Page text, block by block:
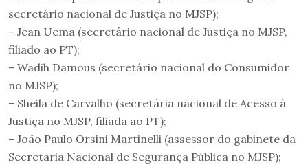
secretário nacional de Justiça no MJSP);
– Jean Uema (secretário nacional de Justiça no MJSP,
filiado ao PT);
– Wadih Damous (secretário nacional do Consumidor
no MJSP);
– Sheila de Carvalho (secretária nacional de Acesso à
Justiça no MJSP, filiada ao PT);
– João Paulo Orsini Martinelli (assessor do gabinete da
Secretaria Nacional de Segurança Pública no MJSP);